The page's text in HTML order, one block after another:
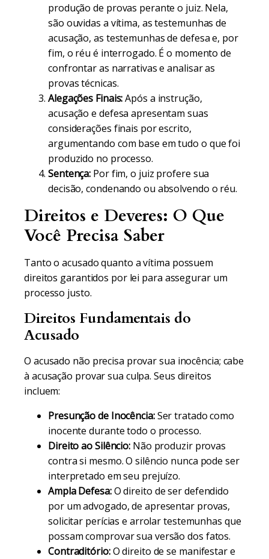
produção de provas perante o juiz. Nela,
são ouvidas a vítima, as testemunhas de
acusação, as testemunhas de defesa e, por
fim, o réu é interrogado. É o momento de
confrontar as narrativas e analisar as
provas técnicas.
Alegações Finais:Após a instrução,
acusação e defesa apresentam suas
considerações finais por escrito,
argumentando com base em tudo o que foi
produzido no processo.
Sentença: Por fim, o juiz profere sua
decisão, condenando ou absolvendo o réu.
Direitos e Deveres: O Que
Você Precisa Saber
Tanto o acusado quanto a vítima possuem
direitos garantidos por lei para assegurar um
processo justo.
Direitos Fundamentais do
Acusado
O acusado não precisa provar sua inocência; cabe
à acusação provar sua culpa. Seus direitos
incluem:
Presunção de Inocência:Ser tratado como
inocente durante todo o processo.
Direito ao Silêncio: Não produzir provas
contra si mesmo. O silêncio nunca pode ser
interpretado em seu prejuízo.
Ampla Defesa:O direito de ser defendido
por um advogado, de apresentar provas,
solicitar perícias e arrolar testemunhas que
possam comprovar sua versão dos fatos.
Contraditório:O direito de se manifestar e